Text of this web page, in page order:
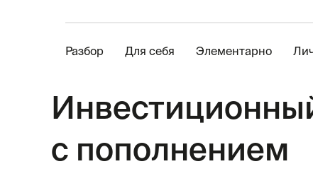
Разбор Для себя Элементарно
с пополнением